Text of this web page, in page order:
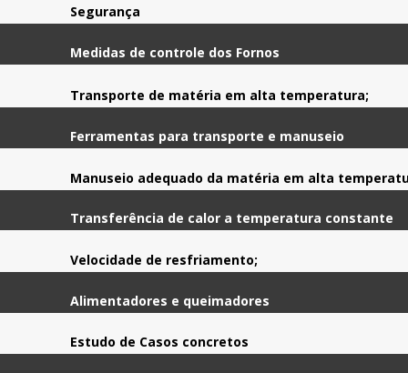
Segurança
Medidas de controle dos Fornos
Transporte de matéria em alta temperatura;
Ferramentas para transporte e manuseio
Manuseio adequado da matéria em alta
Transferência de calor a temperatura constante
Velocidade de resfriamento;
Alimentadores e queimadores
Estudo de Casos concretos